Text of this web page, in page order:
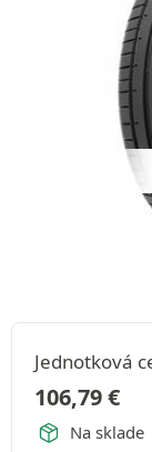
Jednotková
106,79€
Na sklade